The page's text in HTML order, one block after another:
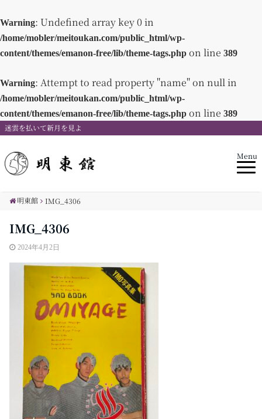
Warning: Undefined array key 0 in
/home/mobler/meitoukan.com/public_html/wp-
content/themes/emanon-free/lib/theme-tags.php on line 389
Warning: Attempt to read property "name" on null in
/home/mobler/meitoukan.com/public_html/wp-
content/themes/emanon-free/lib/theme-tags.php on line 389
迷雲を払いて新月を見よ
Menu
明東館 IMG_4306
IMG_4306
2024年4月2日